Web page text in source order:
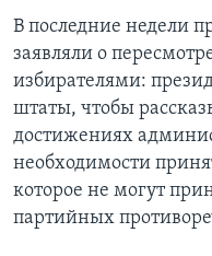
В последние недели
заявляли о
избирателями:
штаты, чтобы
достижениях
необходимости
которое не могут
партийных